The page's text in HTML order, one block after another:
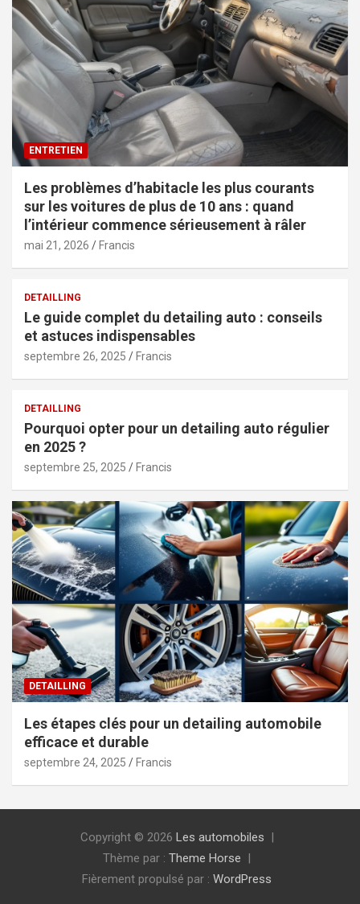
ENTRETIEN
Les problèmes d’habitacle les plus courants
sur les voitures de plus de 10 ans : quand
l’intérieur commence sérieusement à râler
mai 21, 2026 Francis
DETAILLING
Le guide complet du detailing auto : conseils
et astuces indispensables
septembre 26, 2025 Francis
DETAILLING
Pourquoi opter pour un detailing auto régulier
en 2025 ?
septembre 25, 2025 Francis
DETAILLING
Les étapes clés pour un detailing automobile
efficace et durable
septembre 24, 2025 Francis
Copyright © 2026 Les automobiles
Thème par : Theme Horse
Fièrement propulsé par : WordPress